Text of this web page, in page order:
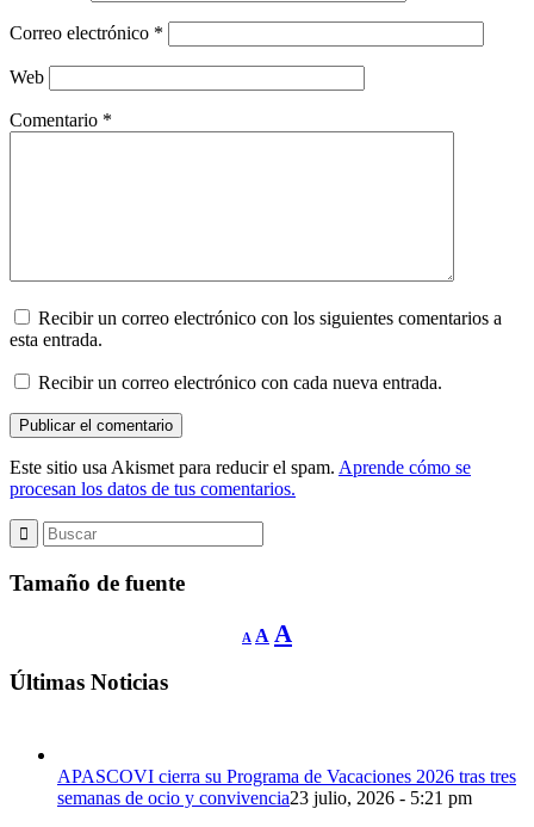
Correo electrónico *
Web
Comentario *
Recibir un correo electrónico con los siguientes comentarios a
esta entrada.
Recibir un correo electrónico con cada nueva entrada.
Este sitio usa Akismet para reducir el spam. Aprende cómo se
procesan los datos de tus comentarios.
Tamaño de fuente
A
Reducir
tamaño
A Restablecer
tamaño
A
Últimas Noticias
APASCOVI cierra su Programa de Vacaciones 2026 tras tres
semanas de ocio y convivencia23 julio, 2026 - 5:21 pm